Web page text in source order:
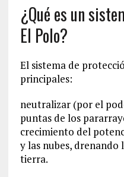
¿Qué es un
El Polo?
El sistema de
principales:
neutralizar (por el
puntas de los
crecimiento del
y las nubes, drenando
tierra.